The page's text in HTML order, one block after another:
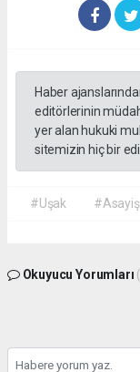
Haber
editörlerinin
yer alan hukuki
sitemizin hiç bir
#Uşak #Asayiş
Okuyucu Yorumları